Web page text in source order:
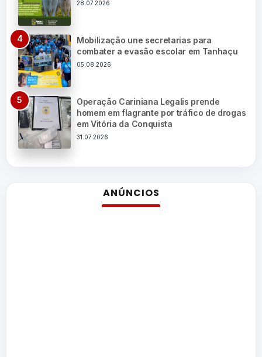
28.07.2026
Mobilização une secretarias para
combater a evasão escolar em Tanhaçu
05.08.2026
Operação Cariniana Legalis prende
homem em flagrante por tráfico de drogas
em Vitória da Conquista
31.07.2026
ANÚNCIOS